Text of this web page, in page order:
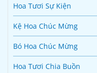
Hoa Tươi Sự Kiện
Kệ Hoa Chúc Mừng
Bó Hoa Chúc Mừng
Hoa Tươi Chia Buồn